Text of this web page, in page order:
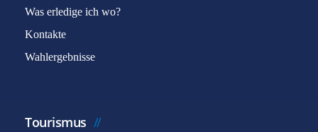
Was erledige ich wo?
Kontakte
Wahlergebnisse
Tourismus